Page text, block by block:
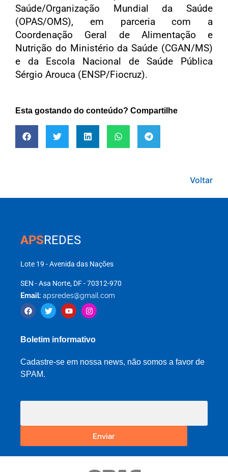
Saúde/Organização Mundial da Saúde
(OPAS/OMS), em parceria com a
Coordenação Geral de Alimentação e
Nutrição do Ministério da Saúde (CGAN/MS)
e da Escola Nacional de Saúde Pública
Sérgio Arouca (ENSP/Fiocruz).
Esta gostando do conteúdo? Compartilhe
Voltar
APSREDES
Lote 19 - Avenida das Nações
SEN - Asa Norte, DF - 70312-970
Email: apsredes@gmail.com
Boletim informativo
Cadastre-se em nossa news, não somos a favor de
SPAM.
Enviar